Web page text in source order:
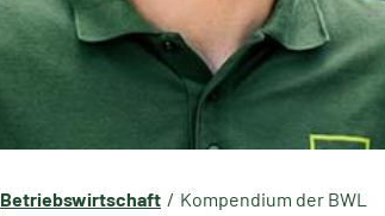
Betriebswirtschaft Kompendium der BWL